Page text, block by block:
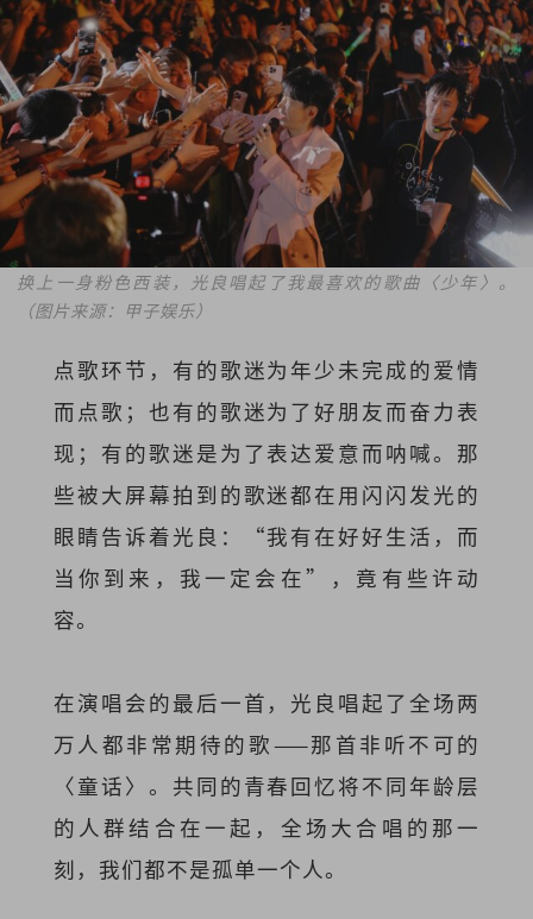
换上一身粉色西装，光良唱起了我最喜欢的歌曲〈少年〉。
（图片来源：甲子娱乐）
点歌环节，有的歌迷为年少未完成的爱情
而点歌；也有的歌迷为了好朋友而奋力表
现；有的歌迷是为了表达爱意而呐喊。那
些被大屏幕拍到的歌迷都在用闪闪发光的
眼睛告诉着光良：“我有在好好生活，而
当你到来，我一定会在”，竟有些许动
容。
在演唱会的最后一首，光良唱起了全场两
万人都非常期待的歌——那首非听不可的
〈童话〉。共同的青春回忆将不同年龄层
的人群结合在一起，全场大合唱的那一
刻，我们都不是孤单一个人。